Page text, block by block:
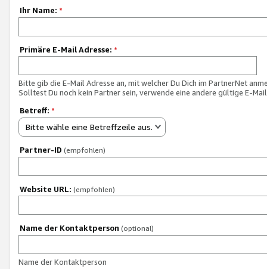
Ihr Name: *
Primäre E-Mail Adresse: *
Bitte gib die E-Mail Adresse an, mit welcher Du Dich im PartnerNet
Solltest Du noch kein Partner sein, verwende eine andere gültige E-
Betreff: *
Bitte wähle eine Betreffzeile aus.
Partner-ID (empfohlen)
Website URL: (empfohlen)
Name der Kontaktperson (optional)
Name der Kontaktperson